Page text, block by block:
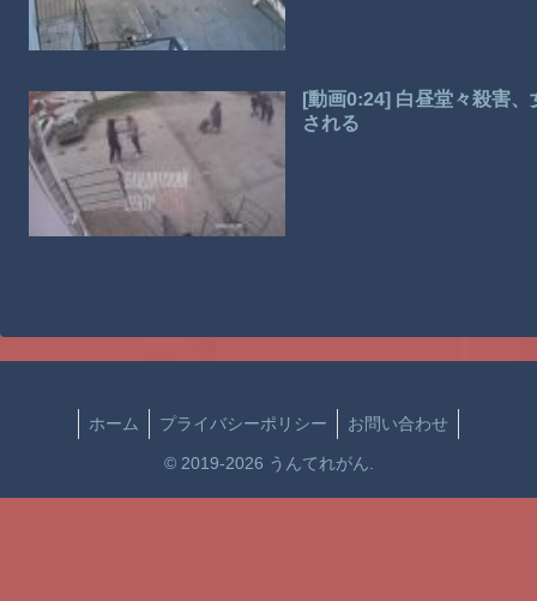
[動画0:24] 白昼堂々殺害
される
ホーム プライバシーポリシー お問い合わせ
© 2019-2026 うんてれがん.